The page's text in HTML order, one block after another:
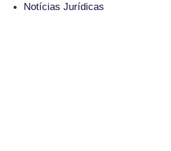
Notícias Jurídicas